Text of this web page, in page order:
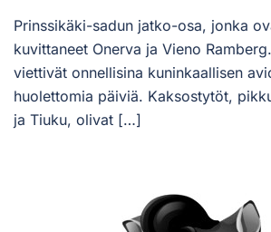
Prinssikäki-sadun jatko-osa, jonka
kuvittaneet Onerva ja Vieno
viettivät onnellisina kuninkaallisen
huolettomia päiviä. Kaksostytöt,
ja Tiuku, olivat […]